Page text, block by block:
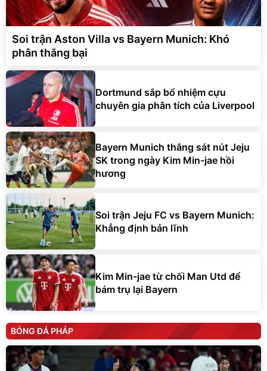
Soi trận Aston Villa vs Bayern Munich: Khó
phân thắng bại
Dortmund sắp bổ nhiệm cựu
chuyên gia phân tích của Liverpool
Bayern Munich thắng sát nút Jeju
SK trong ngày Kim Min-jae hồi
hương
Soi trận Jeju FC vs Bayern Munich:
Khẳng định bản lĩnh
Kim Min-jae từ chối Man Utd để
bám trụ lại Bayern
BÓNG ĐÁ PHÁP